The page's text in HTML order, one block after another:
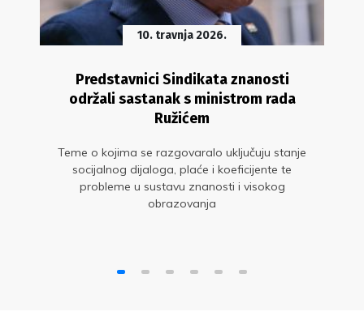
10. travnja 2026.
Predstavnici Sindikata znanosti
održali sastanak s ministrom rada
Ružićem
Teme o kojima se razgovaralo uključuju stanje
socijalnog dijaloga, plaće i koeficijente te
probleme u sustavu znanosti i visokog
obrazovanja